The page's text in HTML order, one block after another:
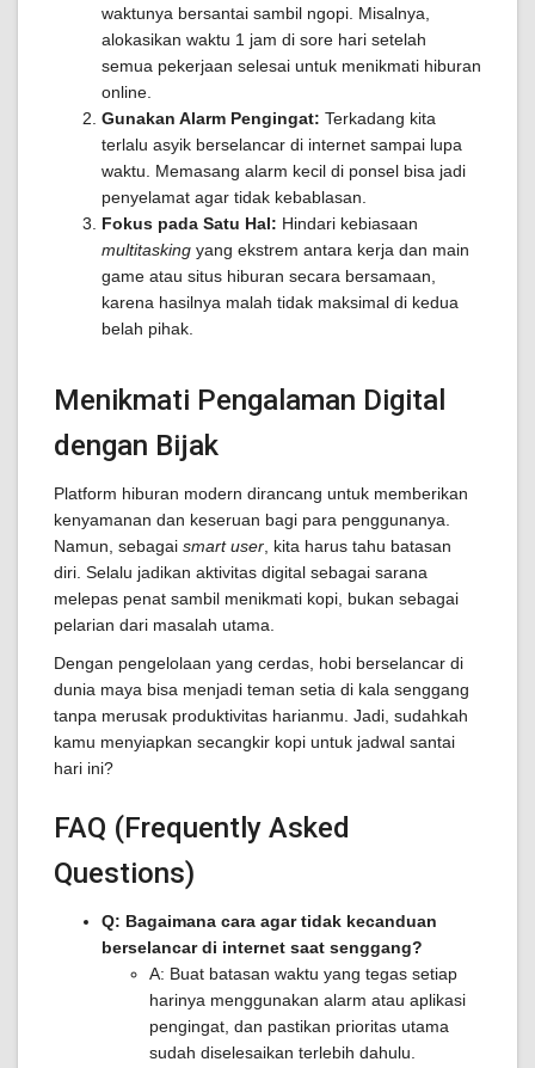
waktunya bersantai sambil ngopi. Misalnya,
alokasikan waktu 1 jam di sore hari setelah
semua pekerjaan selesai untuk menikmati hiburan
online.
Gunakan Alarm Pengingat: Terkadang kita
terlalu asyik berselancar di internet sampai lupa
waktu. Memasang alarm kecil di ponsel bisa jadi
penyelamat agar tidak kebablasan.
Fokus pada Satu Hal: Hindari kebiasaan
multitasking yang ekstrem antara kerja dan main
game atau situs hiburan secara bersamaan,
karena hasilnya malah tidak maksimal di kedua
belah pihak.
Menikmati Pengalaman Digital
dengan Bijak
Platform hiburan modern dirancang untuk memberikan
kenyamanan dan keseruan bagi para penggunanya.
Namun, sebagai smart user , kita harus tahu batasan
diri. Selalu jadikan aktivitas digital sebagai sarana
melepas penat sambil menikmati kopi, bukan sebagai
pelarian dari masalah utama.
Dengan pengelolaan yang cerdas, hobi berselancar di
dunia maya bisa menjadi teman setia di kala senggang
tanpa merusak produktivitas harianmu. Jadi, sudahkah
kamu menyiapkan secangkir kopi untuk jadwal santai
hari ini?
FAQ (Frequently Asked
Questions)
Q: Bagaimana cara agar tidak kecanduan
berselancar di internet saat senggang?
A: Buat batasan waktu yang tegas setiap
harinya menggunakan alarm atau aplikasi
pengingat, dan pastikan prioritas utama
sudah diselesaikan terlebih dahulu.